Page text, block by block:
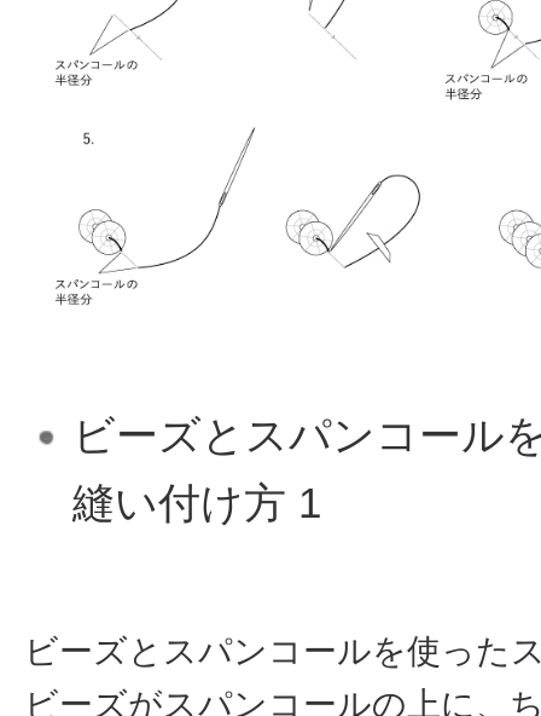
ビーズとスパンコール
縫い付け方 1
ビーズとスパンコールを使った
ビーズがスパンコールの上に、